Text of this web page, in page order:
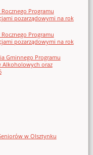
Programu
pozarządowymi na rok
Programu
pozarządowymi na rok
Gminnego Programu
Alkoholowych oraz
w Olsztynku